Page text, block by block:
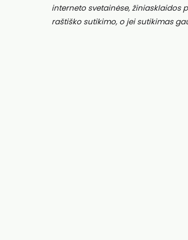
interneto svetainėse,
raštiško sutikimo, o jei sutikimas